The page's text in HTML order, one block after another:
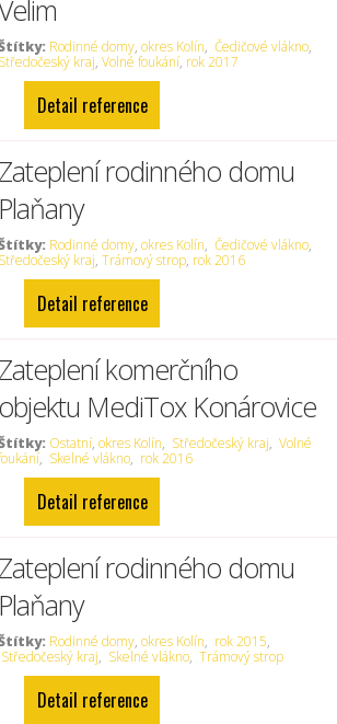
Rodinné domy,okres Kolín, Čedičové vlákno,
Středočeský kraj,Volné foukání, rok 2017
Detail reference
Zateplení rodinného domu
Plaňany
Rodinné domy,okres Kolín, Čedičové vlákno,
Středočeský kraj,Trámový strop, rok 2016
Detail reference
Zateplení komerčního
objektu MediTox Konárovice
Ostatní,okres Kolín, Středočeský kraj, Volné
, Skelné vlákno, rok 2016
Detail reference
Zateplení rodinného domu
Plaňany
Rodinné domy,okres Kolín, rok 2015,
Středočeský kraj, Skelné vlákno, Trámový strop
Detail reference